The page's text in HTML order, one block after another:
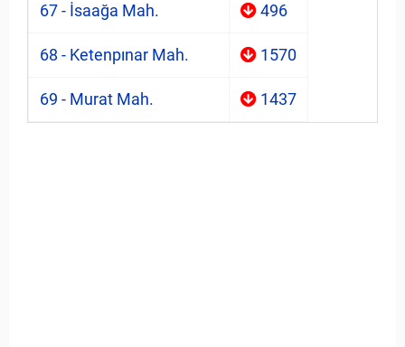
67 - İsaağa Mah. 496
68 - Ketenpınar Mah. 1570
69 - Murat Mah. 1437